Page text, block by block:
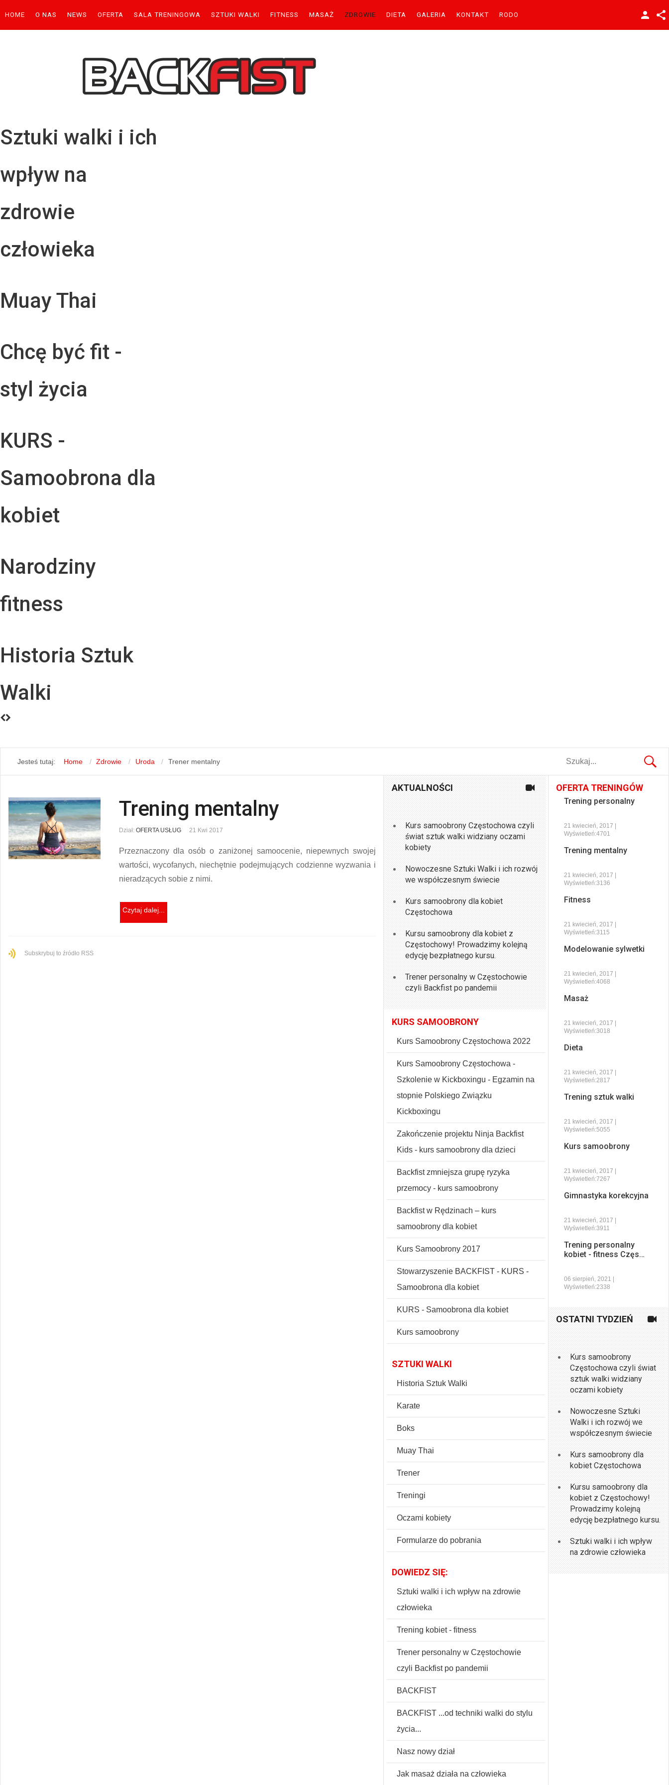
HOME O NAS NEWS OFERTA SALA TRENINGOWA SZTUKI WALKI FITNESS MASAŻ ZDROWIE DIETA GALERIA KONTAKT RODO
Sztuki walki i ich
wpływ na
zdrowie
człowieka
Muay Thai
Chcę być fit -
styl życia
KURS -
Samoobrona dla
kobiet
Narodziny
fitness
Historia Sztuk
Walki
Jesteś tutaj: Home Zdrowie Uroda Trener mentalny
Trening mentalny
Dział: OFERTA USŁUG 21 Kwi 2017
Przeznaczony dla osób o zaniżonej samoocenie, niepewnych swojej
wartości, wycofanych, niechętnie podejmujących codzienne wyzwania i
nieradzących sobie z nimi.
Czytaj dalej...
Subskrybuj to źródło RSS
AKTUALNOŚCI
Kurs samoobrony Częstochowa czyli
świat sztuk walki widziany oczami
kobiety
Nowoczesne Sztuki Walki i ich rozwój
we współczesnym świecie
Kurs samoobrony dla kobiet
Częstochowa
Kursu samoobrony dla kobiet z
Częstochowy! Prowadzimy kolejną
edycję bezpłatnego kursu.
Trener personalny w Częstochowie
czyli Backfist po pandemii
KURS SAMOOBRONY
Kurs Samoobrony Częstochowa 2022
Kurs Samoobrony Częstochowa -
Szkolenie w Kickboxingu - Egzamin na
stopnie Polskiego Związku
Kickboxingu
Zakończenie projektu Ninja Backfist
Kids - kurs samoobrony dla dzieci
Backfist zmniejsza grupę ryzyka
przemocy - kurs samoobrony
Backfist w Rędzinach – kurs
samoobrony dla kobiet
Kurs Samoobrony 2017
Stowarzyszenie BACKFIST - KURS -
Samoobrona dla kobiet
KURS - Samoobrona dla kobiet
Kurs samoobrony
SZTUKI WALKI
Historia Sztuk Walki
Karate
Boks
Muay Thai
Trener
Treningi
Oczami kobiety
Formularze do pobrania
DOWIEDZ SIĘ:
Sztuki walki i ich wpływ na zdrowie
człowieka
Trening kobiet - fitness
Trener personalny w Częstochowie
czyli Backfist po pandemii
BACKFIST
BACKFIST ...od techniki walki do stylu
życia...
Nasz nowy dział
Jak masaż działa na człowieka
OFERTA TRENINGÓW
Trening personalny
21 kwiecień, 2017 |
Wyświetleń:4701
Trening mentalny
21 kwiecień, 2017 |
Wyświetleń:3136
Fitness
21 kwiecień, 2017 |
Wyświetleń:3115
Modelowanie sylwetki
21 kwiecień, 2017 |
Wyświetleń:4068
Masaż
21 kwiecień, 2017 |
Wyświetleń:3018
Dieta
21 kwiecień, 2017 |
Wyświetleń:2817
Trening sztuk walki
21 kwiecień, 2017 |
Wyświetleń:5055
Kurs samoobrony
21 kwiecień, 2017 |
Wyświetleń:7267
Gimnastyka korekcyjna
21 kwiecień, 2017 |
Wyświetleń:3911
Trening personalny
kobiet - fitness Częs…
06 sierpień, 2021 |
Wyświetleń:2338
OSTATNI TYDZIEŃ
Kurs samoobrony
Częstochowa czyli świat
sztuk walki widziany
oczami kobiety
Nowoczesne Sztuki
Walki i ich rozwój we
współczesnym świecie
Kurs samoobrony dla
kobiet Częstochowa
Kursu samoobrony dla
kobiet z Częstochowy!
Prowadzimy kolejną
edycję bezpłatnego kursu.
Sztuki walki i ich wpływ
na zdrowie człowieka
Użytkownik